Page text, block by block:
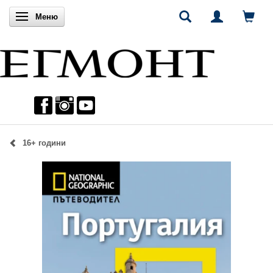
Включи навигацията
Меню
16+ години